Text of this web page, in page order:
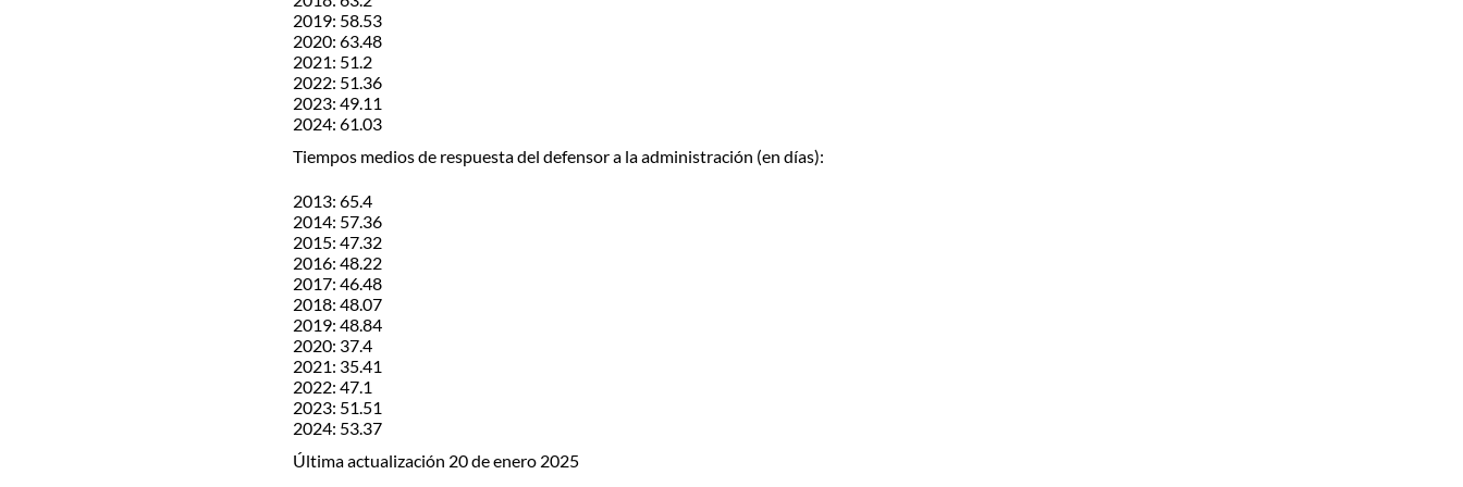
2019: 58.53
2020: 63.48
2021: 51.2
2022: 51.36
2023: 49.11
2024: 61.03
Tiempos medios de respuesta del defensor a la administración (en días):
2013: 65.4
2014: 57.36
2015: 47.32
2016: 48.22
2017: 46.48
2018: 48.07
2019: 48.84
2020: 37.4
2021: 35.41
2022: 47.1
2023: 51.51
2024: 53.37
Última actualización 20 de enero 2025